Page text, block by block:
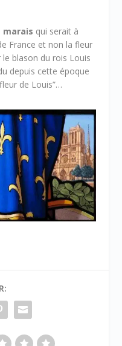
marais qui serait à
France et non la fleur
blason du rois Louis
depuis cette époque
de Louis”…